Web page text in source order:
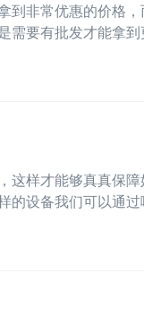
到非常优惠的价格
要有批发才能拿到
这样才能够真真保
设备我们可以通过